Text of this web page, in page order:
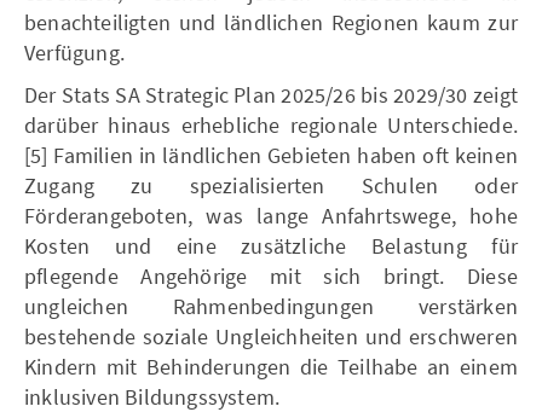
benachteiligten und ländlichen Regionen kaum zur
Verfügung.
Der Stats SA Strategic Plan 2025/26 bis 2029/30 zeigt
darüber hinaus erhebliche regionale Unterschiede.
[5] Familien in ländlichen Gebieten haben oft keinen
Zugang zu spezialisierten Schulen oder
Förderangeboten, was lange Anfahrtswege, hohe
Kosten und eine zusätzliche Belastung für
pflegende Angehörige mit sich bringt. Diese
ungleichen Rahmenbedingungen verstärken
bestehende soziale Ungleichheiten und erschweren
Kindern mit Behinderungen die Teilhabe an einem
inklusiven Bildungssystem.